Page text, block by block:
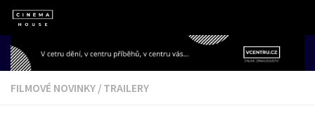
Skip to content
FILMOVÉ NOVINKY / TRAILERY